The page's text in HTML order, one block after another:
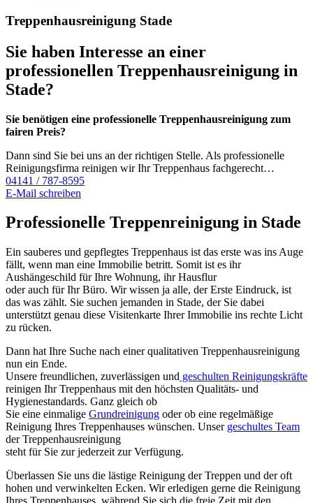
Treppenhausreinigung Stade
Sie haben Interesse an einer
professionellen Treppenhausreinigung in
Stade?
Sie benötigen eine professionelle Treppenhausreinigung zum
fairen Preis?
Dann sind Sie bei uns an der richtigen Stelle. Als professionelle
Reinigungsfirma reinigen wir Ihr Treppenhaus fachgerecht…
04141 / 787-8595
E-Mail schreiben
Professionelle Treppenreinigung in Stade
Ein sauberes und gepflegtes Treppenhaus ist das erste was ins Auge
fällt, wenn man eine Immobilie betritt. Somit ist es ihr
Aushängeschild für Ihre Wohnung, ihr Hausflur
oder auch für Ihr Büro. Wir wissen ja alle, der Erste Eindruck, ist
das was zählt. Sie suchen jemanden in Stade, der Sie dabei
unterstützt genau diese Visitenkarte Ihrer Immobilie ins rechte Licht
zu rücken.
Dann hat Ihre Suche nach einer qualitativen Treppenhausreinigung
nun ein Ende.
Unsere freundlichen, zuverlässigen und geschulten Reinigungskräfte
reinigen Ihr Treppenhaus mit den höchsten Qualitäts- und
Hygienestandards. Ganz gleich ob
Sie eine einmalige Grundreinigung oder ob eine regelmäßige
Reinigung Ihres Treppenhauses wünschen. Unser geschultes Team
der Treppenhausreinigung
steht für Sie zur jederzeit zur Verfügung.
Überlassen Sie uns die lästige Reinigung der Treppen und der oft
hohen und verwinkelten Ecken. Wir erledigen gerne die Reinigung